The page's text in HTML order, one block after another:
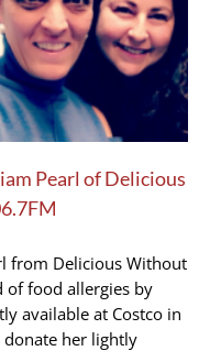
Pearl of Delicious
from Delicious Without
of food allergies by
available at Costco in
her lightly